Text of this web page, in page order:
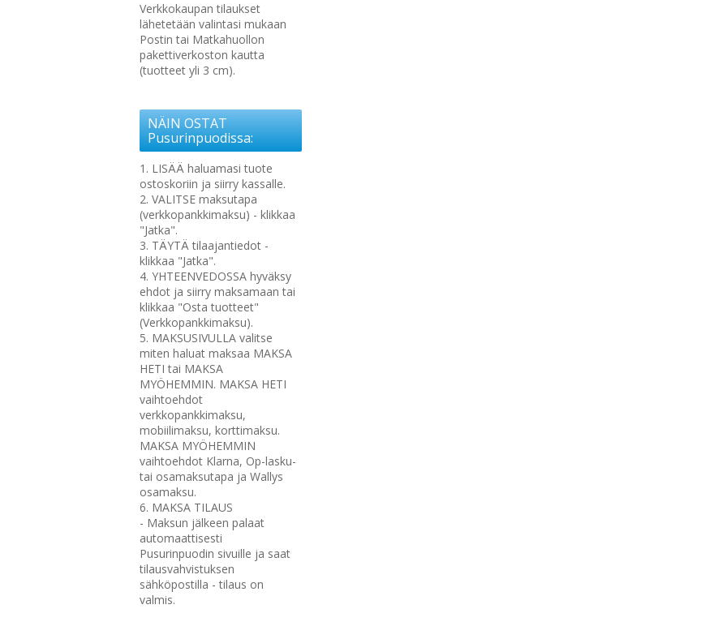
Verkkokaupan tilaukset
lähetetään valintasi mukaan
Postin tai Matkahuollon
pakettiverkoston kautta
(tuotteet yli 3 cm).
NÄIN OSTAT
Pusurinpuodissa:
1. LISÄÄ haluamasi tuote
ostoskoriin ja siirry kassalle.
2. VALITSE maksutapa
(verkkopankkimaksu) - klikkaa
"Jatka".
3. TÄYTÄ tilaajantiedot -
klikkaa "Jatka".
4. YHTEENVEDOSSA hyväksy
ehdot ja siirry maksamaan tai
klikkaa "Osta tuotteet"
(Verkkopankkimaksu).
5. MAKSUSIVULLA valitse
miten haluat maksaa MAKSA
HETI tai MAKSA
MYÖHEMMIN. MAKSA HETI
vaihtoehdot
verkkopankkimaksu,
mobiilimaksu, korttimaksu.
MAKSA MYÖHEMMIN
vaihtoehdot Klarna, Op-lasku-
tai osamaksutapa ja Wallys
osamaksu.
6. MAKSA TILAUS
- Maksun jälkeen palaat
automaattisesti
Pusurinpuodin sivuille ja saat
tilausvahvistuksen
sähköpostilla - tilaus on
valmis.